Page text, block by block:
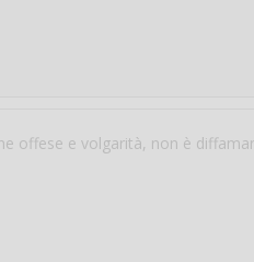
offese e volgarità, non è